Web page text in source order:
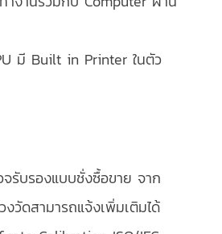
มี Built in Printer ในตัว
จรับรองแบบชั่งซื้อขาย จาก
วัดสามารถแจ้งเพิ่มเติมได้